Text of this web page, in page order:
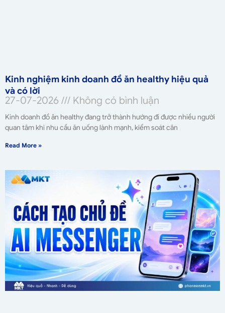
Kinh nghiệm kinh doanh đồ ăn healthy hiệu quả
và có lời
27-07-2026 Không có bình luận
Kinh doanh đồ ăn healthy đang trở thành hướng đi được nhiều người
quan tâm khi nhu cầu ăn uống lành mạnh, kiểm soát cân
Read More »